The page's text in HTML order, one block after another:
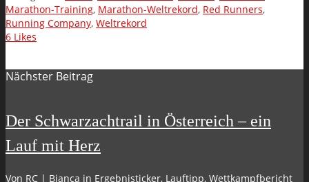
Marathon-Training, Marathon-Weltrekord, Red Runners,
Running Company, Weltrekord
6 Likes
Nächster Beitrag
Der Schwarzachtrail in Österreich – ein
Lauf mit Herz
Von RC | Bianca in Ergebnisticker, Lauftipp, Wettkampfbericht